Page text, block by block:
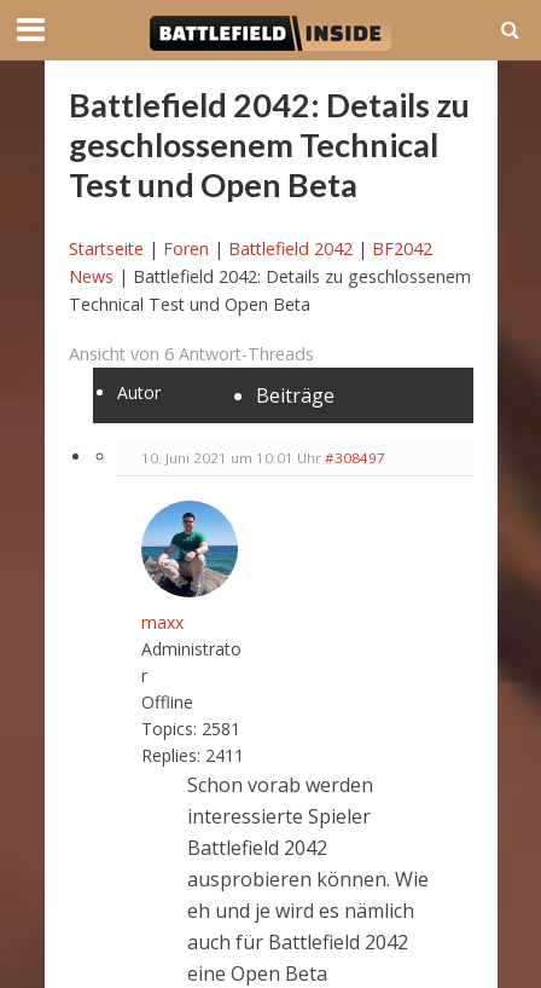
Battlefield 2042: Details zu
geschlossenem Technical
Test und Open Beta
Startseite | Foren | Battlefield 2042 | BF2042
News | Battlefield 2042: Details zu geschlossenem
Technical Test und Open Beta
Ansicht von 6 Antwort-Threads
Autor
Beiträge
10. Juni 2021 um 10:01 Uhr #308497
maxx
Administrato
r
Offline
Topics: 2581
Replies: 2411
Schon vorab werden
interessierte Spieler
Battlefield 2042
ausprobieren können. Wie
eh und je wird es nämlich
auch für Battlefield 2042
eine Open Beta